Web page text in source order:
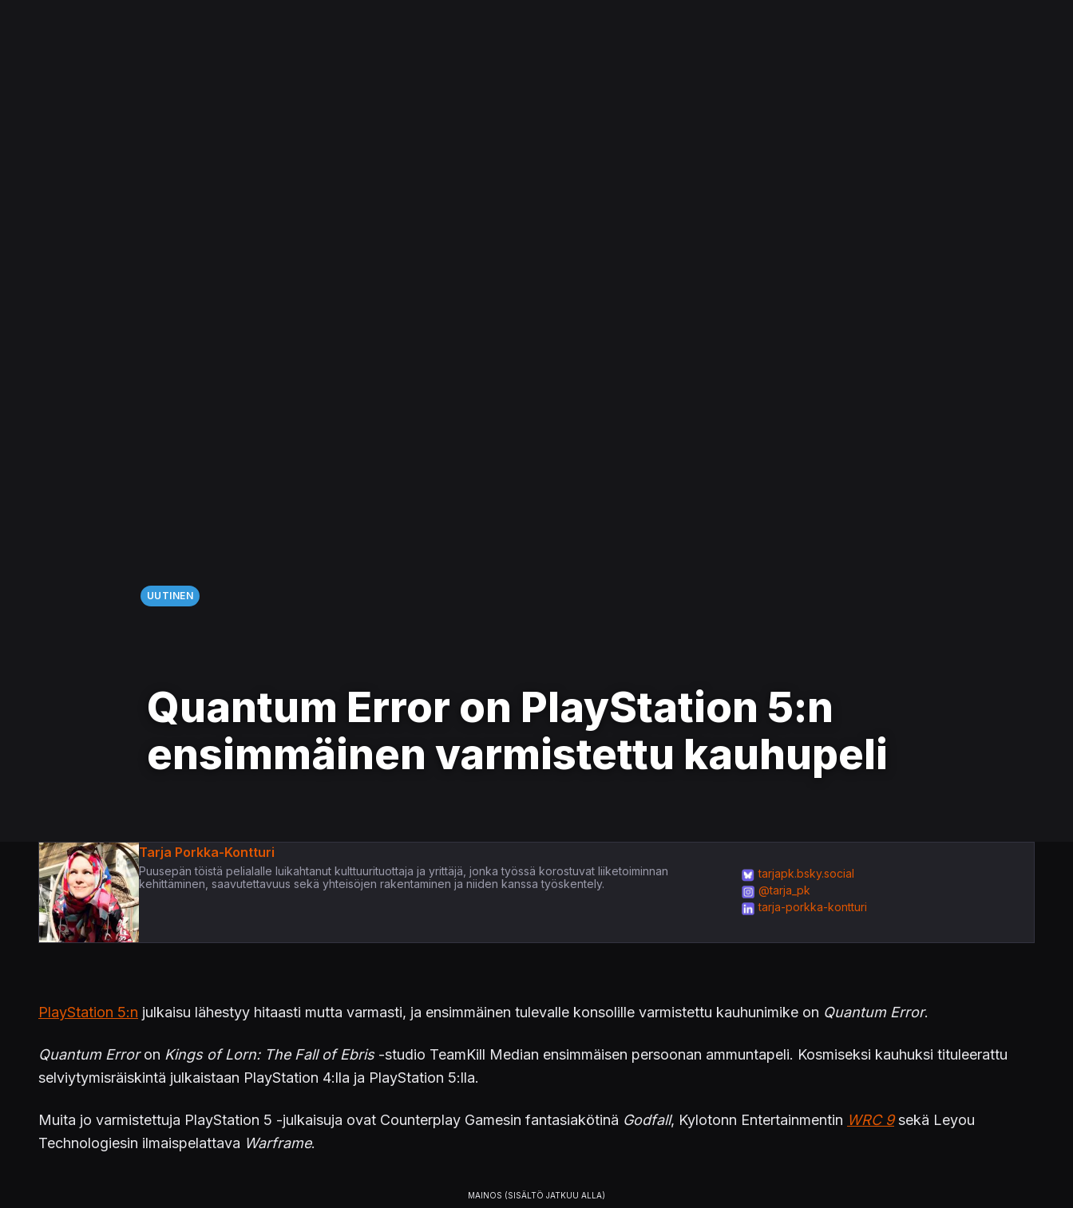
UUTINEN
Quantum Error on PlayStation 5:n
ensimmäinen varmistettu kauhupeli
Tarja Porkka-Kontturi
Puusepän töistä pelialalle luikahtanut kulttuurituottaja ja yrittäjä, jonka työssä korostuvat liiketoiminnan
kehittäminen, saavutettavuus sekä yhteisöjen rakentaminen ja niiden kanssa työskentely.
tarjapk.bsky.social
@tarja_pk
tarja-porkka-kontturi
PlayStation 5:n julkaisu lähestyy hitaasti mutta varmasti, ja ensimmäinen tulevalle konsolille varmistettu kauhunimike on Quantum Error.
Quantum Erroron Kings of Lorn: The Fall of Ebris-studio TeamKill Median ensimmäisen persoonan ammuntapeli. Kosmiseksi kauhuksi tituleerattu
selviytymisräiskintä julkaistaan PlayStation 4:lla ja PlayStation 5:lla.
Muita jo varmistettuja PlayStation 5 -julkaisuja ovat Counterplay Gamesin fantasiakötinä Godfall, Kylotonn Entertainmentin WRC 9 sekä Leyou
Technologiesin ilmaispelattava Warframe.